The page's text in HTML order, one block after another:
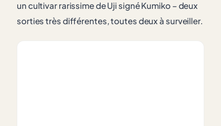
un cultivar rarissime de Uji signé Kumiko – deux
sorties très différentes, toutes deux à surveiller.